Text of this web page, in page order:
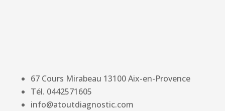
67 Cours Mirabeau 13100Aix-en-Provence
Tél. 0442571605
info@atoutdiagnostic.com